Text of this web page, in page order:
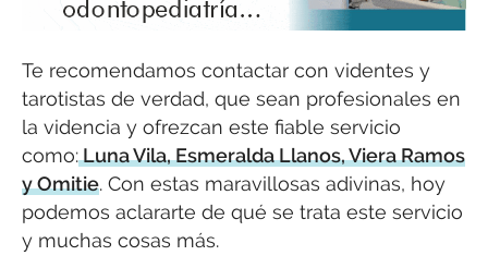
Te recomendamos contactar con videntes y
tarotistas de verdad, que sean profesionales en
la videncia y ofrezcan este fiable servicio
como:Luna Vila, Esmeralda Llanos, Viera Ramos
y Omitie. Con estas maravillosas adivinas, hoy
podemos aclararte de qué se trata este servicio
y muchas cosas más.